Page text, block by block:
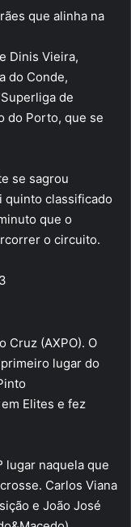
que alinha na
Dinis Vieira,
do Conde,
de
do Porto, que se
se sagrou
quinto classificado
que o
o circuito.
Cruz (AXPO). O
lugar do
Elites e fez
lugar naquela que
Carlos Viana
e João José